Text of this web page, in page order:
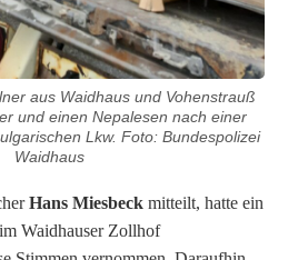
aus Waidhaus und Vohenstrauß
und einen Nepalesen nach einer
Lkw. Foto: Bundespolizei
Waidhaus
Hans Miesbeck mitteilt, hatte ein
Waidhauser Zollhof